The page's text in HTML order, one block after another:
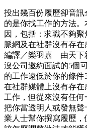
投出幾百份履歷卻音
的是你找工作的方法
因，包括：求職不夠
脈網及在社群沒有存在
編譯／樂羽嘉 由天下
沒公司邀約面試的5個
的工作遠低於你的條
在社群媒體上沒有存
工作，但從來沒有任
把你當透明人或發無
業人士幫你撰寫履歷